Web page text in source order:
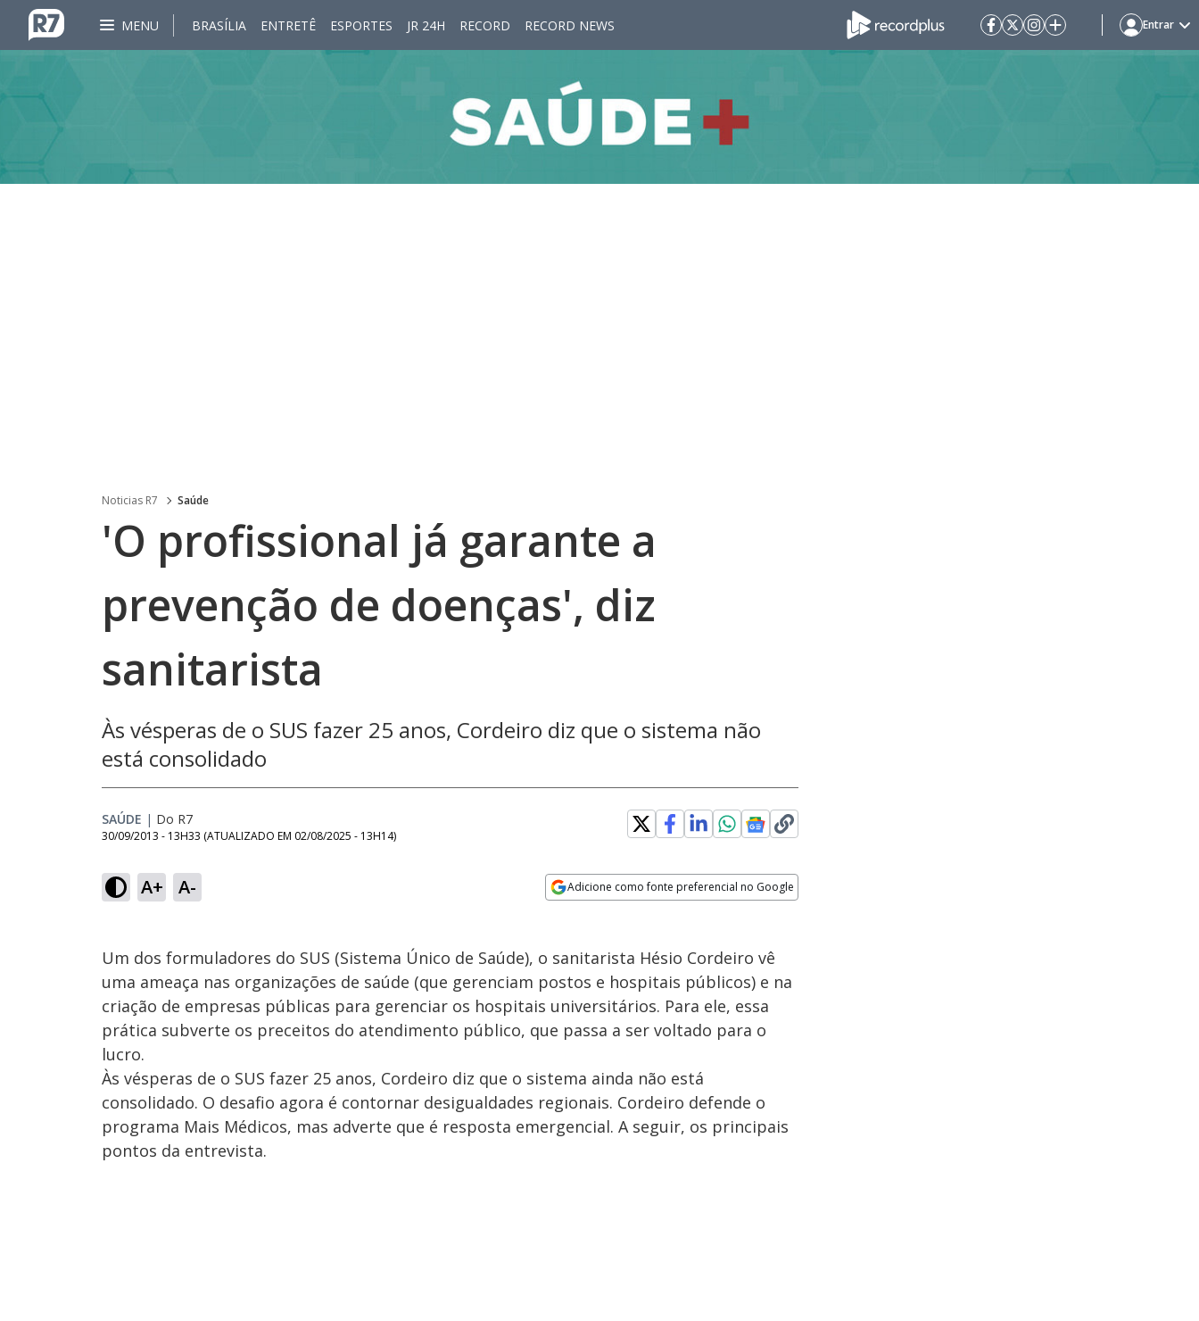
MENU BRASÍLIA ENTRETÊ ESPORTES JR 24H RECORD RECORD NEWS Entrar
Noticias R7 Saúde
'O profissional já garante a
prevenção de doenças', diz
sanitarista
Às vésperas de o SUS fazer 25 anos, Cordeiro diz que o sistema não
está consolidado
SAÚDE | Do R7
30/09/2013 - 13H33 (ATUALIZADO EM 02/08/2025 - 13H14)
A+ A- Adicione como fonte preferencial no Google
Um dos formuladores do SUS (Sistema Único de Saúde), o sanitarista Hésio Cordeiro vê
uma ameaça nas organizações de saúde (que gerenciam postos e hospitais públicos) e na
criação de empresas públicas para gerenciar os hospitais universitários. Para ele, essa
prática subverte os preceitos do atendimento público, que passa a ser voltado para o
lucro.
Às vésperas de o SUS fazer 25 anos, Cordeiro diz que o sistema ainda não está
consolidado. O desafio agora é contornar desigualdades regionais. Cordeiro defende o
programa Mais Médicos, mas adverte que é resposta emergencial. A seguir, os principais
pontos da entrevista.